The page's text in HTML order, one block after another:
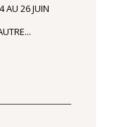
AU 26 JUIN